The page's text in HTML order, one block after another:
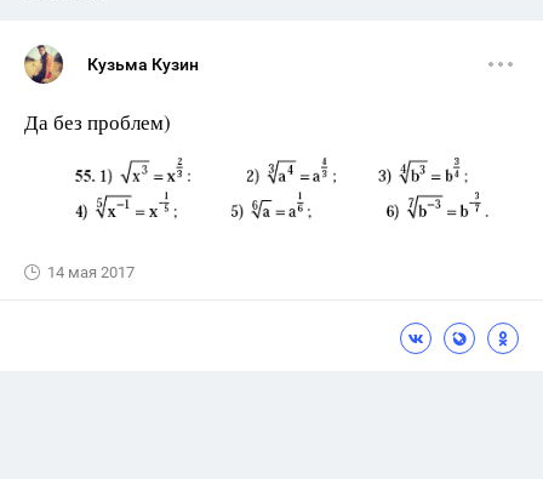
Кузьма Кузин
Да без проблем)
14 мая 2017